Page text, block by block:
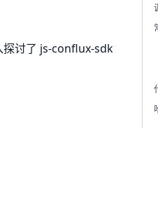
探讨了 js-conflux-sdk